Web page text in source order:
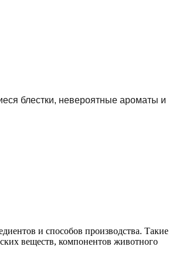
блестки, невероятные ароматы и
и способов производства. Такие
веществ, компонентов животного